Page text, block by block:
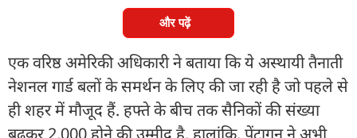
और पढ़ें
एक वरिष्ठ अमेरिकी अधिकारी ने बताया कि ये अस्थायी तैनाती
नेशनल गार्ड बलों के समर्थन के लिए की जा रही है जो पहले से
ही शहर में मौजूद हैं. हफ्ते के बीच तक सैनिकों की संख्या
बढ़कर 2,000 होने की उम्मीद है. हालांकि, पेंटागन ने अभी